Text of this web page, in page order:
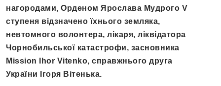
нагородами, Орденом Ярослава Мудрого V
ступеня відзначено їхнього земляка,
невтомного волонтера, лікаря, ліквідатора
Чорнобильської катастрофи, засновника
Mission Ihor Vitenko, справжнього друга
України Ігоря Вітенька.